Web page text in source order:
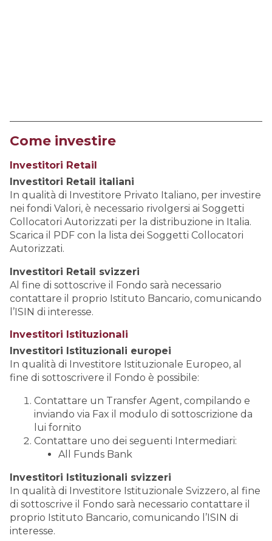
Come investire
Investitori Retail
Investitori Retail italiani
In qualità di Investitore Privato Italiano, per investire
nei fondi Valori, è necessario rivolgersi ai Soggetti
Collocatori Autorizzati per la distribuzione in Italia.
Scarica il PDF con la lista dei Soggetti Collocatori
Autorizzati.
Investitori Retail svizzeri
Al fine di sottoscrive il Fondo sarà necessario
contattare il proprio Istituto Bancario, comunicando
l’ISIN di interesse.
Investitori Istituzionali
Investitori Istituzionali europei
In qualità di Investitore Istituzionale Europeo, al
fine di sottoscrivere il Fondo è possibile:
Contattare un Transfer Agent, compilando e
inviando via Fax il modulo di sottoscrizione da
lui fornito
Contattare uno dei seguenti Intermediari:
All Funds Bank
Investitori Istituzionali svizzeri
In qualità di Investitore Istituzionale Svizzero, al fine
di sottoscrive il Fondo sarà necessario contattare il
proprio Istituto Bancario, comunicando l’ISIN di
interesse.